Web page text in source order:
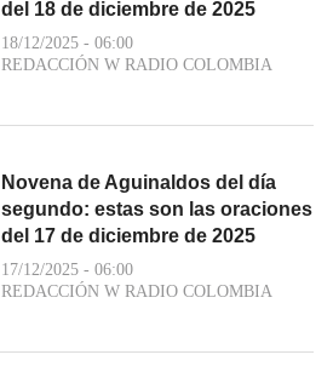
del 18 de diciembre de 2025
18/12/2025 - 06:00
REDACCIÓN W RADIO COLOMBIA
Novena de Aguinaldos del día
segundo: estas son las oraciones
del 17 de diciembre de 2025
17/12/2025 - 06:00
REDACCIÓN W RADIO COLOMBIA